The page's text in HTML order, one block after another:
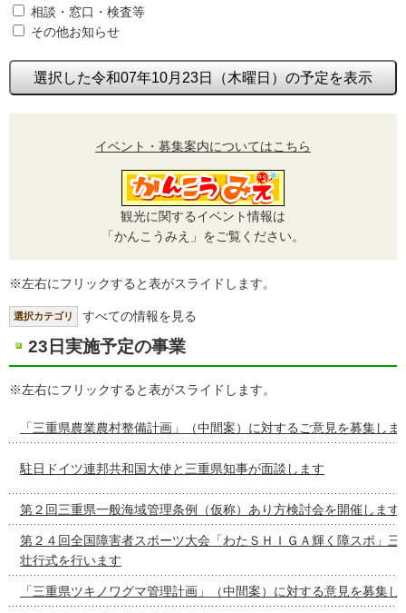
相談・窓口・検査等
その他お知らせ
選択した令和07年10月23日（木曜日）の予定を表示
イベント・募集案内についてはこちら
観光に関するイベント情報は
「かんこうみえ」をご覧ください。
※左右にフリックすると表がスライドします。
選択カテゴリ すべての情報を見る
23日実施予定の事業
※左右にフリックすると表がスライドします。
「三重県農業農村整備計画」（中間案）に対するご意見を募集しま
駐日ドイツ連邦共和国大使と三重県知事が面談します
第２回三重県一般海域管理条例（仮称）あり方検討会を開催します
第２４回全国障害者スポーツ大会「わたＳＨＩＧＡ輝く障スポ」三
壮行式を行います
「三重県ツキノワグマ管理計画」（中間案）に対する意見を募集し